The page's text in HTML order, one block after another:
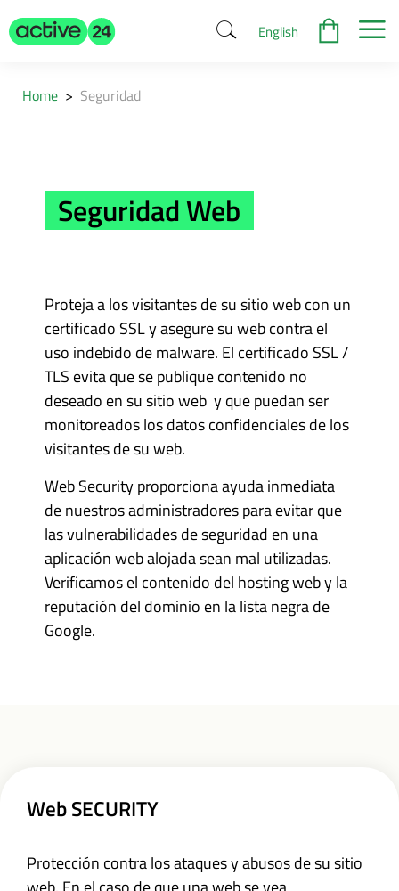
English
Home > Seguridad
Seguridad Web
Proteja a los visitantes de su sitio web con un
certificado SSL y asegure su web contra el
uso indebido de malware. El certificado SSL /
TLS evita que se publique contenido no
deseado en su sitio web y que puedan ser
monitoreados los datos confidenciales de los
visitantes de su web.
Web Security proporciona ayuda inmediata
de nuestros administradores para evitar que
las vulnerabilidades de seguridad en una
aplicación web alojada sean mal utilizadas.
Verificamos el contenido del hosting web y la
reputación del dominio en la lista negra de
Google.
Web SECURITY
Protección contra los ataques y abusos de su sitio